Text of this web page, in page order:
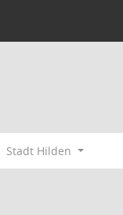
Stadt Hilden